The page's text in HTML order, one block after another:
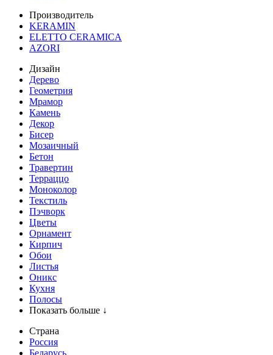
Производитель
KERAMIN
ELETTO CERAMICA
AZORI
Дизайн
Дерево
Геометрия
Мрамор
Камень
Декор
Бисер
Мозаичный
Бетон
Травертин
Терраццо
Моноколор
Текстиль
Пэчворк
Цветы
Орнамент
Кирпич
Обои
Листья
Оникс
Кухня
Полосы
Показать больше ↓
Страна
Россия
Беларусь